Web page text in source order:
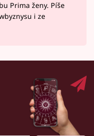
Prima ženy. Píše
i ze